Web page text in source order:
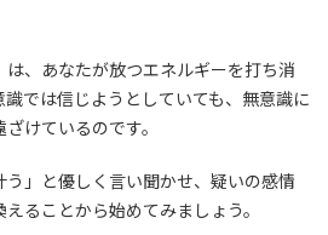
、あなたが放つエネルギーを打ち消
では信じようとしていても、無意識に
けているのです。
」と優しく言い聞かせ、疑いの感情
ることから始めてみましょう。